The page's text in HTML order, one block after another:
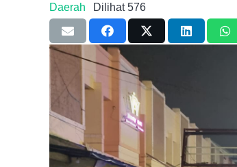
Daerah Dilihat576